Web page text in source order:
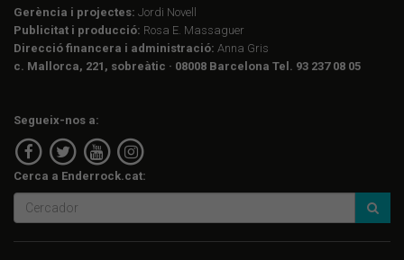
Gerència i projectes: Jordi Novell
Publicitat i producció: Rosa E. Massaguer
Direcció financera i administració: Anna Gris
c. Mallorca, 221, sobreàtic · 08008 Barcelona Tel. 93 237 08 05
Segueix-nos a:
Cerca a Enderrock.cat: